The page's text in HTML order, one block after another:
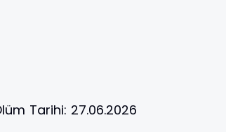
Tarihi: 27.06.2026